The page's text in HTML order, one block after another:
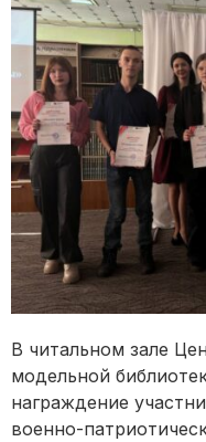
В читальном зале
модельной
награждение
военно-